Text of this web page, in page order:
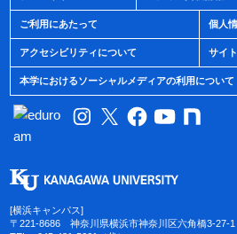
ご利用にあたって 個人
アクセシビリティについて サイ
本学におけるソーシャルメディアの利用について
[横浜キャンパス]
〒221-8686 神奈川県横浜市神奈川区六角橋3-27-1